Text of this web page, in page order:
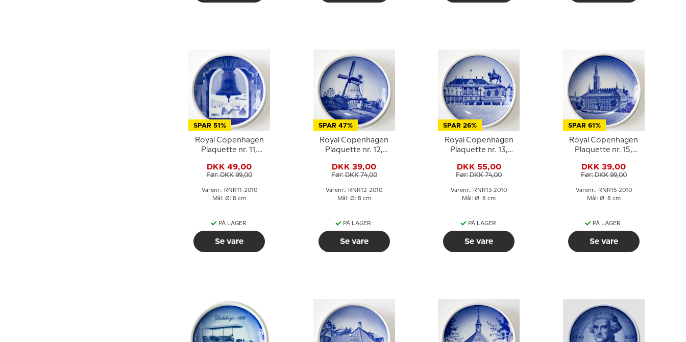
SPAR 51%
Royal Copenhagen
Plaquette nr. 11,
DKK 49,00
Før: DKK 99,00
Varenr.: RNR11-2010
Mål: Ø: 8 cm
PÅ LAGER
Se vare
SPAR 47%
Royal Copenhagen
Plaquette nr. 12,
DKK 39,00
Før: DKK 74,00
Varenr.: RNR12-2010
Mål: Ø: 8 cm
PÅ LAGER
Se vare
SPAR 26%
Royal Copenhagen
Plaquette nr. 13,
DKK 55,00
Før: DKK 74,00
Varenr.: RNR13-2010
Mål: Ø: 8 cm
PÅ LAGER
Se vare
SPAR 61%
Royal Copenhagen
Plaquette nr. 15,
DKK 39,00
Før: DKK 99,00
Varenr.: RNR15-2010
Mål: Ø: 8 cm
PÅ LAGER
Se vare